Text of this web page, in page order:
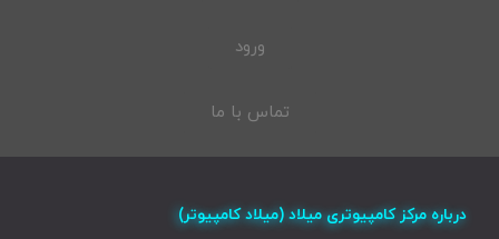
ورود
تماس با ما
درباره مرکز کامپیوتری میلاد (میلاد کامپیوتر)